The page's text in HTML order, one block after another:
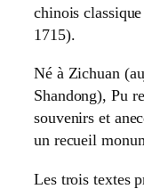
chinois
1715).
Né à Zichuan
Shandong), Pu
souvenirs et
un recueil
Les trois textes